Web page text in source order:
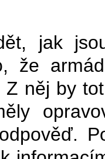
jak
že
Z něj by